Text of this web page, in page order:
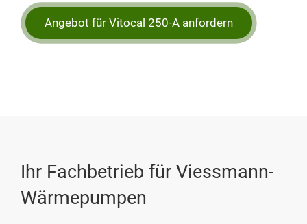
Angebot für Vitocal 250-A anfordern
Ihr Fachbetrieb für Viessmann-
Wärmepumpen